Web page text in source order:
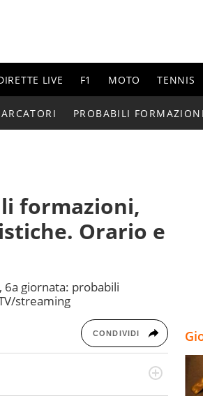
LIVE F1 MOTO TENNIS
PROBABILI FORMAZIONI
formazioni,
Orario e
giornata: probabili
streaming
CONDIVIDI